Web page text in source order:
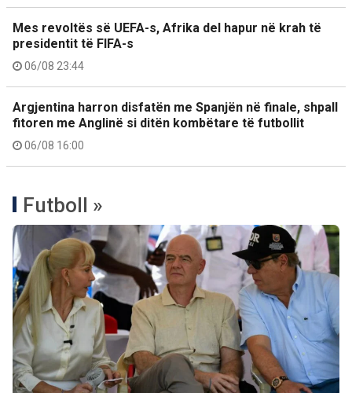
Mes revoltës së UEFA-s, Afrika del hapur në krah të
presidentit të FIFA-s
06/08 23:44
Argjentina harron disfatën me Spanjën në finale, shpall
fitoren me Anglinë si ditën kombëtare të futbollit
06/08 16:00
Futboll »